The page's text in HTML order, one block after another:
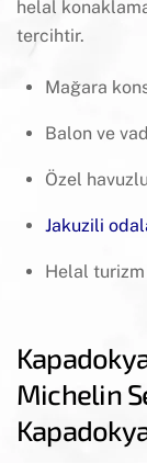
helal
tercihtir.
Mağara
Balon ve
Özel
Jakuzili
Helal turizm
Michelin